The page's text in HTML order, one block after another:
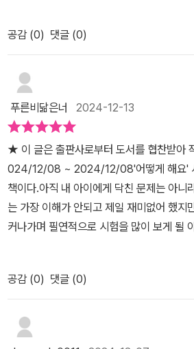
질책만 한거 같아서였다. 거울을 보는거 같
없는 엄마의 입장도 왜 몰라주는건지 속상
뒷장으로 갈수록 해결책이 조금씩 나왔는데
참아 카드다. 처음엔 별 거 아니다 싶었지만
용을 생각해내는 아이들이 기특해 보였고
우리 아이도 이렇게 방법을 찾을수 있다면
이어서 책 속의 선생님이 아이들에게 말씀
이라 힘들면 철커덕 문을 잠그고 아무것도
냥 놔둬라. 대신 뇌가 잠궈버린 문을 여는 열
복이다. 반복은 힘이 세다. 이해되지 않아도
셨다. 이 부분의 글을 읽으며 요즘의 아이
로 이 꾸준함과 참는 힘이라는 게 느껴졌었
뚝 같은데 힘들 건 하기 싫고 참아내기 싫
었다. 약간은 걱정스럽고 씁쓸했다. 우리
궁금해졌었다. 그리고 아픈 은서의 모습과
다한번을 못 갔어요.2학기 등교 첫 날 본 받
우엄마는 시우를 보자마자 받아쓰기 점수부
나를 사랑하는 걸까?시험 볼 때마다 너무
마 앞에서도 한없이 작아지는 시우의 이야
은 알지만점수에 따라 달라지는 엄마매일
일 수 없기에 실패를 용인하면서도꾸준한
책이라는 느낌이 들었어요.책에 내용에서
저희 아이도 계획에 맞춰 학습을 해 보려고
년이지만 매주 있는 받아쓰기 시험에서 잘
면 틀리는데로 걱정하는 모습의 우리딸과
앞으로 시험, 공부를 쭉 해야할때 아이들
려주는 책이라는 느낌이 들었어요.​[출판사
본인의 주관적인 견해에 의하여 작성함]
공감 (0) 댓글 (0)
푸른비닮은너 2024-12-13
​​​★ 이 글은 출판사로부터 도서를 협찬받아
024/12/08 ~ 2024/12/08​'어떻게 해요'
책이다.아직 내 아이에게 닥친 문제는 아니
는 가장 이해가 안되고 제일 재미없어 했지
커나가며 필연적으로 시험을 많이 보게 될
때는 어떻게 해요?' 가 지금 현재의 내 아이
면, 이번 6번째 책은 앞으로의 내 아이와 관
있겠다.주인공인 시우는 받아쓰기에서 한
되게 혼난다.이제 초등학교 1학년인 애한테
하다.애가 엄청 스트레스 받는거 같은데.학
공감 (0) 댓글 (0)